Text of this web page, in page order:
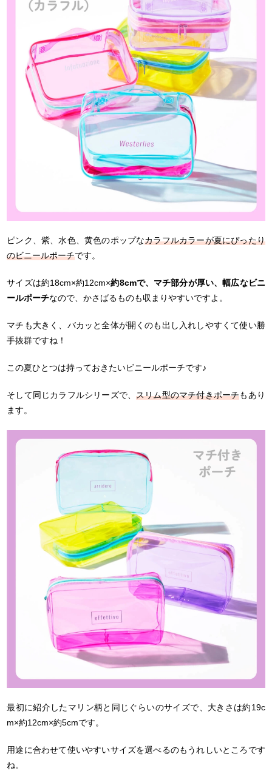
ピンク、紫、水色、黄色のポップなカラフルカラーが夏にぴったり
のビニールポーチです。
サイズは約18cm×約12cm×約8cmで、マチ部分が厚い、幅広なビニ
ールポーチなので、かさばるものも収まりやすいですよ。
マチも大きく、バカッと全体が開くのも出し入れしやすくて使い勝
手抜群ですね！
この夏ひとつは持っておきたいビニールポーチです♪
そして同じカラフルシリーズで、スリム型のマチ付きポーチもあり
ます。
最初に紹介したマリン柄と同じぐらいのサイズで、大きさは約19c
m×約12cm×約5cmです。
用途に合わせて使いやすいサイズを選べるのもうれしいところです
ね。